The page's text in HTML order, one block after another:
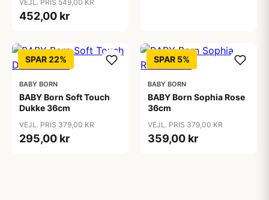
VEJL. PRIS 549,00 KR
452,00 kr
SPAR 22%
BABY BORN
BABY Born Soft Touch
Dukke 36cm
VEJL. PRIS 379,00 KR
295,00 kr
SPAR 5%
BABY BORN
BABY Born Sophia Rose
36cm
VEJL. PRIS 379,00 KR
359,00 kr